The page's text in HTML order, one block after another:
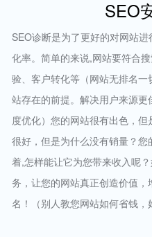
SEO
SEO诊断是为了更好的对网站
化率。简单的来说,网站要符合
验、客户转化等（网站无排名
站存在的前提。解决用户来源
度优化）您的网站很有出色，
很好，但是为什么没有销量？
着,怎样能让它为您带来收入呢
务，让您的网站真正创造价值
名！（别人教您网站如何省钱，